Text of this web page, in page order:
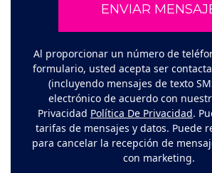
Al proporcionar un número de
formulario, usted acepta ser
(incluyendo mensajes de texto
electrónico de acuerdo con
Privacidad Política De Privacidad.
tarifas de mensajes y datos. Puede
para cancelar la recepción de
con marketing.